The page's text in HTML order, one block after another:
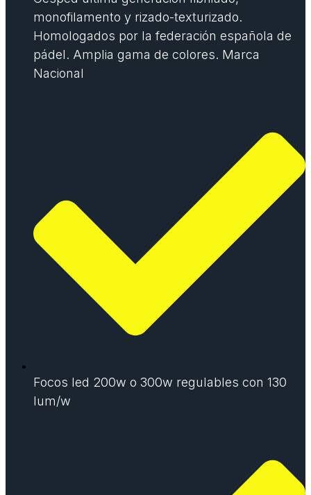
monofilamento y rizado-texturizado.
Homologados por la federación española de
pádel. Amplia gama de colores. Marca
Nacional
Focos led 200w o 300w regulables con 130
lum/w